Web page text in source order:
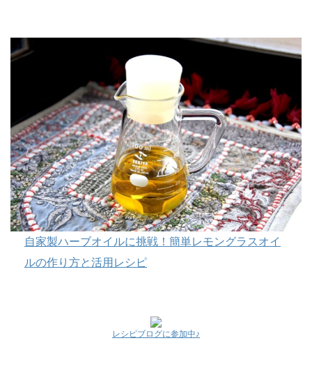
自家製ハーブオイルに挑戦！簡単レモングラスオイ
ルの作り方と活用レシピ
レシピブログに参加中♪